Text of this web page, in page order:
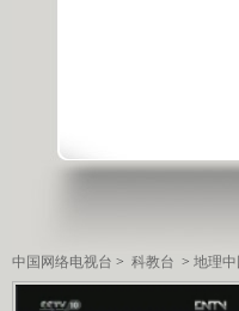
中国网络电视台 > 科教台 > 地理中